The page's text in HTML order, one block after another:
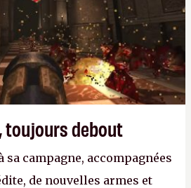
debout
sa campagne, accompagnées
de nouvelles armes et